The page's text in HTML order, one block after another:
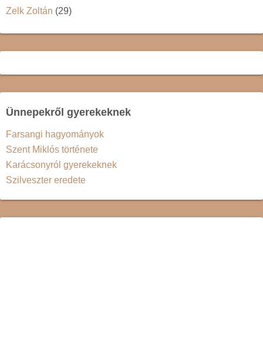
Zelk Zoltán (29)
Ünnepekről gyerekeknek
Farsangi hagyományok
Szent Miklós története
Karácsonyról gyerekeknek
Szilveszter eredete